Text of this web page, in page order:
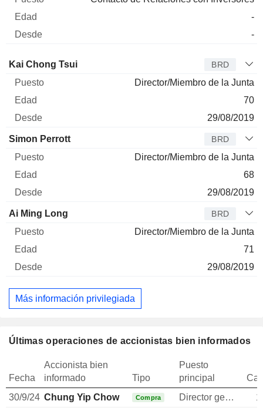
-
-
Administrador Puesto
Kai Chong Tsui BRD
Director/Miembro de la Junta
70
29/08/2019
Simon Perrott BRD
Director/Miembro de la Junta
68
29/08/2019
Ai Ming Long BRD
Director/Miembro de la Junta
71
29/08/2019
Más información privilegiada
Últimas operaciones de accionistas bien informados
Fecha
Accionista bien
informado
Tipo
Puesto
principal
30/9/24 Chung Yip Chow Compra Director general